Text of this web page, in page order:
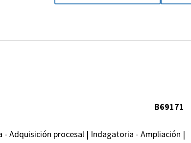
B69171
- Adquisición procesal | Indagatoria - Ampliación |